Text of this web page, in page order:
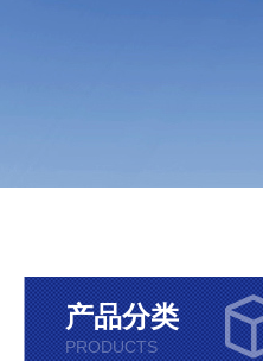
产品分类
PRODUCTS